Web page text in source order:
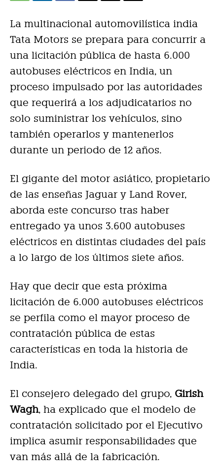
La multinacional automovilística india
Tata Motors se prepara para concurrir a
una licitación pública de hasta 6.000
autobuses eléctricos en India, un
proceso impulsado por las autoridades
que requerirá a los adjudicatarios no
solo suministrar los vehículos, sino
también operarlos y mantenerlos
durante un periodo de 12 años.
El gigante del motor asiático, propietario
de las enseñas Jaguar y Land Rover,
aborda este concurso tras haber
entregado ya unos 3.600 autobuses
eléctricos en distintas ciudades del país
a lo largo de los últimos siete años.
Hay que decir que esta próxima
licitación de 6.000 autobuses eléctricos
se perfila como el mayor proceso de
contratación pública de estas
características en toda la historia de
India.
El consejero delegado del grupo, Girish
Wagh, ha explicado que el modelo de
contratación solicitado por el Ejecutivo
implica asumir responsabilidades que
van más allá de la fabricación.